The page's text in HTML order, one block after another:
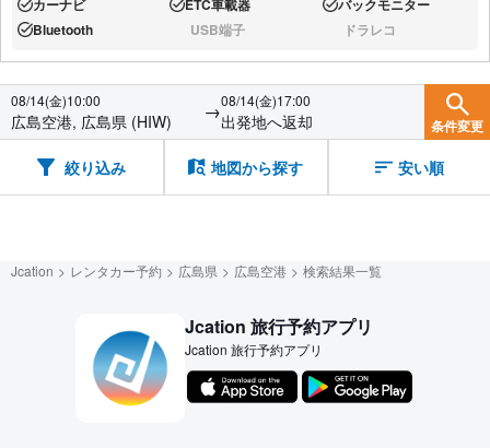
あり:カーナビ あり:ETC車載器 あり:バックモニター
あり:Bluetooth なし:USB端子 なし:ドラレコ
08/14(金)10:00
広島空港, 広島県 (HIW) →08/14(金)17:00
出発地へ返却 条件変更
絞り込み 地図から探す 安い順
Jcation レンタカー予約 広島県 広島空港 検索結果一覧
Jcation 旅行予約アプリ
Jcation 旅行予約アプリ